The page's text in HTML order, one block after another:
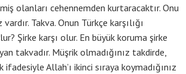
olanları cehennemden kurtaracaktır. Onu
Takva. Onun Türkçe karşılığı
Şirke karşı olur. En büyük koruma şirke
takvadır. Müşrik olmadığınız takdirde,
Allah’ı ikinci sıraya koymadığınız